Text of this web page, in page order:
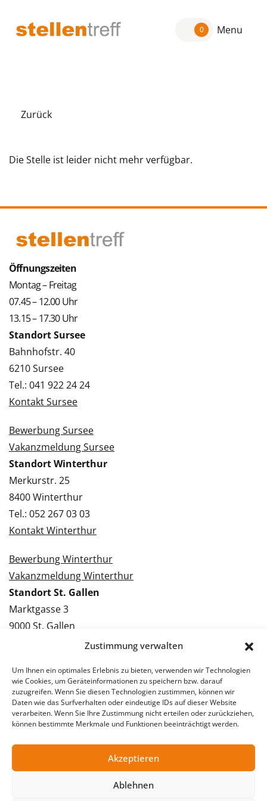
Zustimmung verwalten
Um Ihnen ein optimales Erlebnis zu bieten, verwenden wir Technologien
wie Cookies, um Geräteinformationen zu speichern bzw. darauf
zuzugreifen. Wenn Sie diesen Technologien zustimmen, können wir
Daten wie das Surfverhalten oder eindeutige IDs auf dieser Website
verarbeiten. Wenn Sie Ihre Zustimmung nicht erteilen oder zurückziehen,
können bestimmte Merkmale und Funktionen beeinträchtigt werden.
Akzeptieren
Ablehnen
0 Menu
Zurück
Die Stelle ist leider nicht mehr verfügbar.
Öffnungszeiten
Montag – Freitag
07.45 – 12.00 Uhr
13.15 – 17.30 Uhr
Standort Sursee
Bahnhofstr. 40
6210 Sursee
Tel.: 041 922 24 24
Kontakt Sursee
Bewerbung Sursee
Vakanzmeldung Sursee
Standort Winterthur
Merkurstr. 25
8400 Winterthur
Tel.: 052 267 03 03
Kontakt Winterthur
Bewerbung Winterthur
Vakanzmeldung Winterthur
Standort St. Gallen
Marktgasse 3
9000 St. Gallen
Tel.: 071 228 09 09
Bewerbung St. Gallen
Vakanzmeldung St. Gallen
© 2026 Stellentreff AG